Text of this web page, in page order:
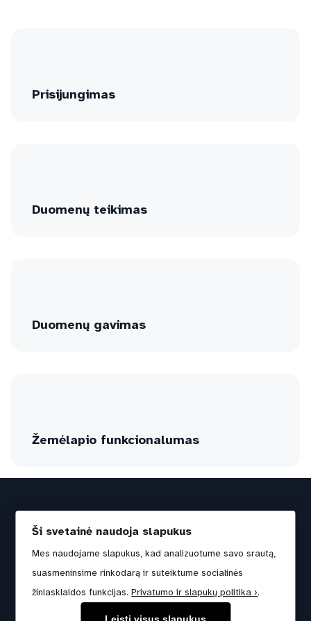
Prisijungimas
Duomenų teikimas
Duomenų gavimas
Žemėlapio funkcionalumas
asmenų registre.
Įmonės kodas: 188602370 | Adresas: A. Jakšto g. 4,
01105 Vilnius
Ši svetainė naudoja slapukus
Mes naudojame slapukus, kad analizuotume savo srautą,
suasmeninsime rinkodarą ir suteiktume socialinės
žiniasklaidos funkcijas.Privatumo ir slapukų politika ›.